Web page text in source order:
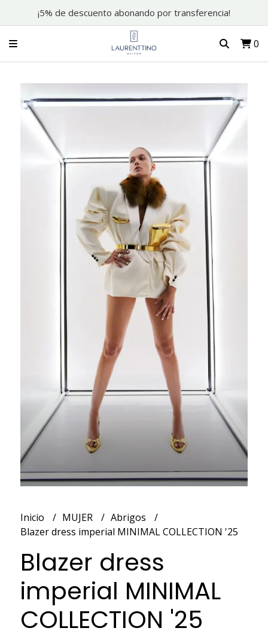
¡5% de descuento abonando por transferencia!
0
Inicio MUJER
Abrigos
Blazer dress imperial MINIMAL COLLECTION '25
Blazer dress
imperial MINIMAL
COLLECTION '25